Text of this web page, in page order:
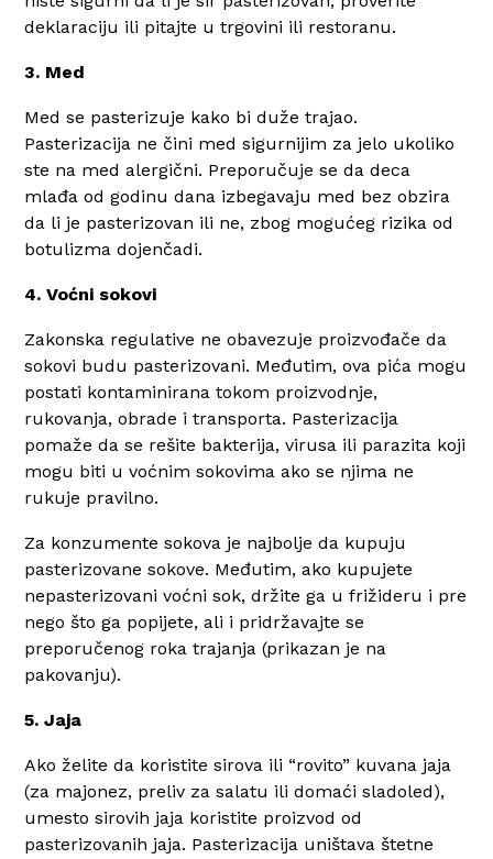
deklaraciju ili pitajte u trgovini ili restoranu.
3. Med
Med se pasterizuje kako bi duže trajao.
Pasterizacija ne čini med sigurnijim za jelo ukoliko
ste na med alergični. Preporučuje se da deca
mlađa od godinu dana izbegavaju med bez obzira
da li je pasterizovan ili ne, zbog mogućeg rizika od
botulizma dojenčadi.
4. Voćni sokovi
Zakonska regulative ne obavezuje proizvođače da
sokovi budu pasterizovani. Međutim, ova pića mogu
postati kontaminirana tokom proizvodnje,
rukovanja, obrade i transporta. Pasterizacija
pomaže da se rešite bakterija, virusa ili parazita koji
mogu biti u voćnim sokovima ako se njima ne
rukuje pravilno.
Za konzumente sokova je najbolje da kupuju
pasterizovane sokove. Međutim, ako kupujete
nepasterizovani voćni sok, držite ga u frižideru i pre
nego što ga popijete, ali i pridržavajte se
preporučenog roka trajanja (prikazan je na
pakovanju).
5. Jaja
Ako želite da koristite sirova ili “rovito” kuvana jaja
(za majonez, preliv za salatu ili domaći sladoled),
umesto sirovih jaja koristite proizvod od
pasterizovanih jaja. Pasterizacija uništava štetne